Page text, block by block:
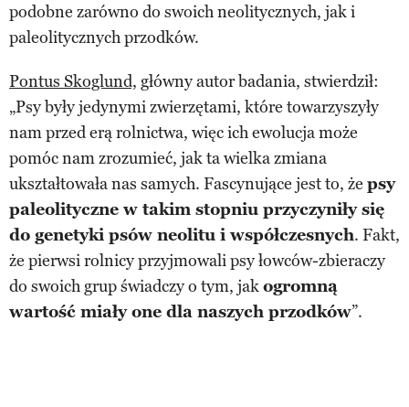
podobne zarówno do swoich neolitycznych, jak i
paleolitycznych przodków.
Pontus Skoglund, główny autor badania, stwierdził:
„Psy były jedynymi zwierzętami, które towarzyszyły
nam przed erą rolnictwa, więc ich ewolucja może
pomóc nam zrozumieć, jak ta wielka zmiana
ukształtowała nas samych. Fascynujące jest to, że psy
paleolityczne w takim stopniu przyczyniły się
do genetyki psów neolitu i współczesnych. Fakt,
że pierwsi rolnicy przyjmowali psy łowców-zbieraczy
do swoich grup świadczy o tym, jakogromną
wartość miały one dla naszych przodków”.